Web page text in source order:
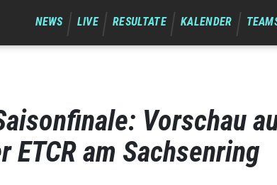
NEWS LIVE RESULTATE KALENDER
Vorschau
ETCR am Sachsenring